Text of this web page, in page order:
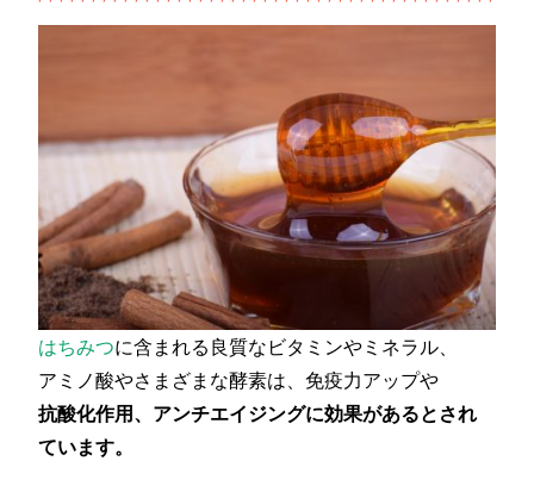
はちみつに含まれる良質なビタミンやミネラル、
アミノ酸やさまざまな酵素は、免疫力アップや
抗酸化作用、アンチエイジングに効果があるとされ
ています。